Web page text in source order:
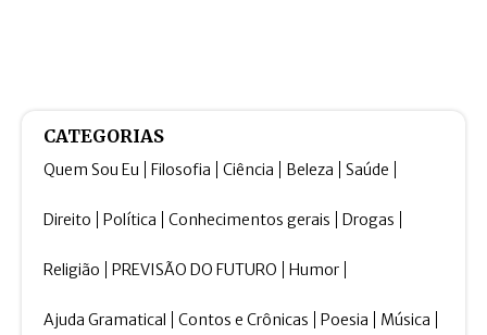
CATEGORIAS
Quem Sou Eu Filosofia Ciência Beleza Saúde
Direito Política Conhecimentos gerais Drogas
Religião PREVISÃO DO FUTURO Humor
Ajuda Gramatical Contos e Crônicas Poesia Música